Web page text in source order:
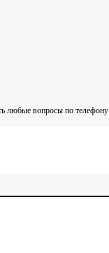
любые вопросы по телефону